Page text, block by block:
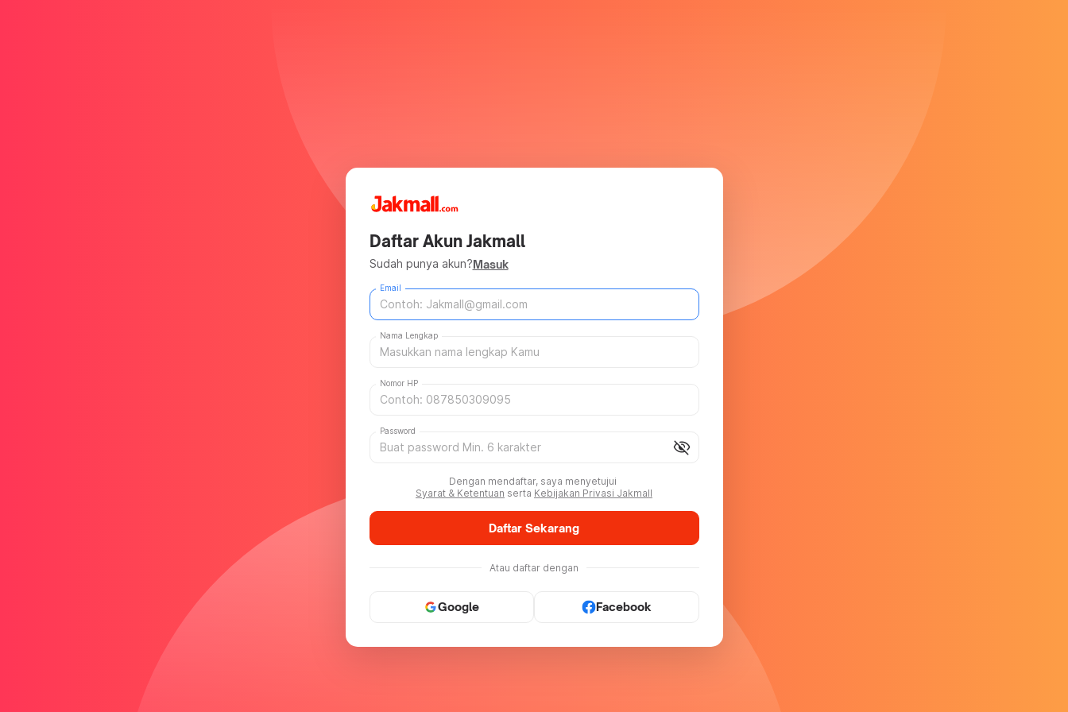
Daftar Akun Jakmall
Sudah punya akun?Masuk
Email
Nama Lengkap
Nomor HP
visibility_off
Password
Dengan mendaftar, saya menyetujui
Syarat & Ketentuan serta Kebijakan Privasi Jakmall
Daftar Sekarang
Atau daftar dengan
Google Facebook